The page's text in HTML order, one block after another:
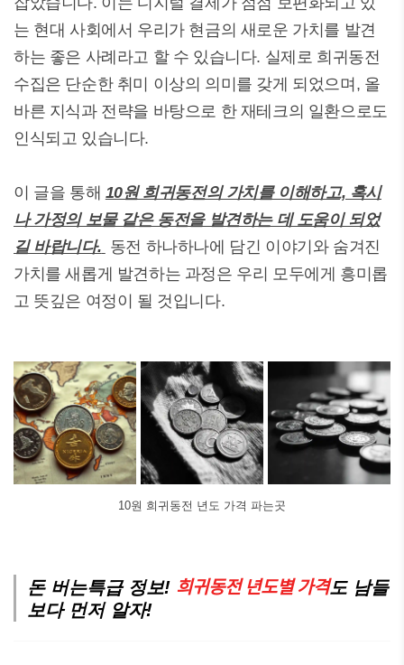
는 현대 사회에서 우리가 현금의 새로운 가치를 발견
하는 좋은 사례라고 할 수 있습니다. 실제로 희귀동전
수집은 단순한 취미 이상의 의미를 갖게 되었으며, 올
바른 지식과 전략을 바탕으로 한 재테크의 일환으로도
인식되고 있습니다.
이 글을 통해 10원 희귀동전의 가치를 이해하고, 혹시
나 가정의 보물 같은 동전을 발견하는 데 도움이 되었
길 바랍니다. 동전 하나하나에 담긴 이야기와 숨겨진
가치를 새롭게 발견하는 과정은 우리 모두에게 흥미롭
고 뜻깊은 여정이 될 것입니다.
10원 희귀동전 년도 가격 파는곳
돈 버는특급 정보! 희귀동전 년도별 가격도 남들
보다 먼저 알자!